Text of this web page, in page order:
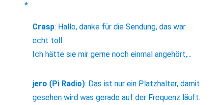
*
Crasp: Hallo, danke für die Sendung, das war
echt toll.
Ich hätte sie mir gerne noch einmal angehört,...
jero (Pi Radio): Das ist nur ein Platzhalter, damit
gesehen wird was gerade auf der Frequenz läuft.